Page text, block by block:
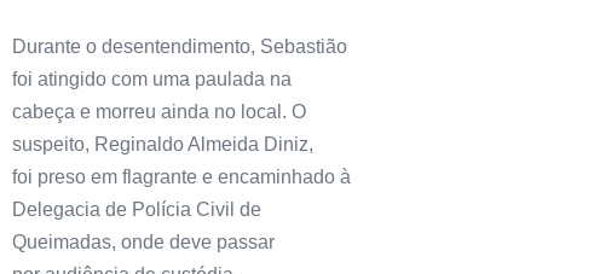
Durante o desentendimento, Sebastião
foi atingido com uma paulada na
cabeça e morreu ainda no local. O
suspeito, Reginaldo Almeida Diniz,
foi preso em flagrante e encaminhado à
Delegacia de Polícia Civil de
Queimadas, onde deve passar